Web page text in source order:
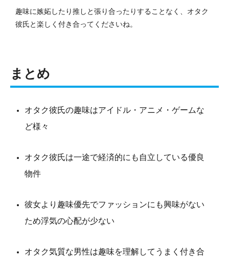
趣味に嫉妬したり推しと張り合ったりすることなく、オタク
彼氏と楽しく付き合ってくださいね。
まとめ
オタク彼氏の趣味はアイドル・アニメ・ゲームな
ど様々
オタク彼氏は一途で経済的にも自立している優良
物件
彼女より趣味優先でファッションにも興味がない
ため浮気の心配が少ない
オタク気質な男性は趣味を理解してうまく付き合